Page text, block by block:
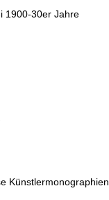
1900-30er Jahre
Künstlermonographien